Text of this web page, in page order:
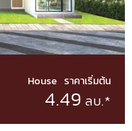
House ราคาเริ่มต้น
4.49 ลบ.*